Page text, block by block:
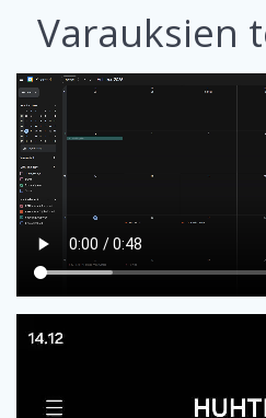
Varauksien